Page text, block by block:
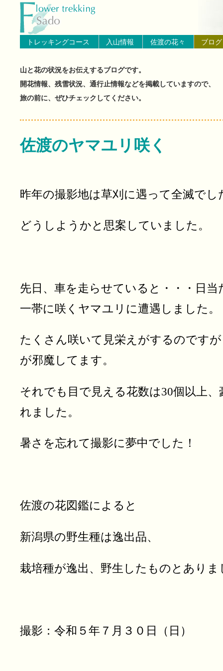
ブログ（佐渡島の山と花の状
トレッキングコース 入山情報 佐渡の花々 ブログ
山と花の状況をお伝えするブログです。
開花情報、残雪状況、通行止情報などを掲載していますので、
旅の前に、ぜひチェックしてください。
佐渡のヤマユリ咲く
昨年の撮影地は草刈に遇って全滅でし
どうしようかと思案していました。
先日、車を走らせていると・・・日
一帯に咲くヤマユリに遭遇しました。
たくさん咲いて見栄えがするのです
が邪魔してます。
それでも目で見える花数は30個以上
れました。
暑さを忘れて撮影に夢中でした！
佐渡の花図鑑によると
新潟県の野生種は逸出品、
栽培種が逸出、野生したものとありま
撮影：令和５年７月３０日（日）
トップページへ戻る